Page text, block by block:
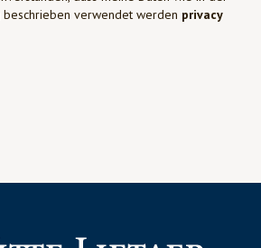
beschrieben verwendet werden privacy